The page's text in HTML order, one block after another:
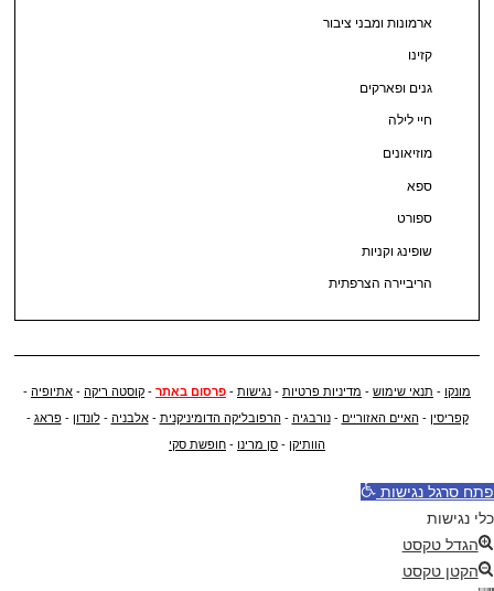
ארמונות ומבני ציבור
קזינו
גנים ופארקים
חיי לילה
מוזיאונים
ספא
ספורט
שופינג וקניות
הריביירה הצרפתית
מונקו - תנאי שימוש - מדיניות פרטיות - נגישות - פרסום באתר - קוסטה ריקה - אתיופיה -
קפריסין -האיים האזוריים -נורבגיה -הרפובליקה הדומיניקנית -אלבניה -לונדון -פראג -
הוותיקן - סן מרינו - חופשת סקי
פתח סרגל נגישות
כלי נגישות
הגדל טקסט
הקטן טקסט